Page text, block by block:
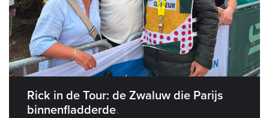
Rick in de Tour: de Zwaluw die Parijs
binnenfladderde